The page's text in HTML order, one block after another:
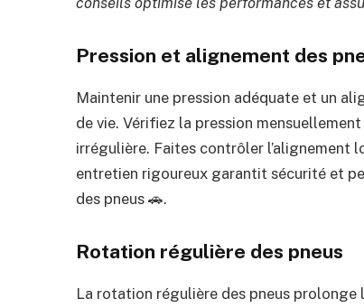
Pression et alignement des
Maintenir une pression adéquate et un
de vie. Vérifiez la pression
irrégulière. Faites contrôler l’alignement
entretien rigoureux garantit sécurité et
des pneus 🚗.
Rotation régulière des pneus
La rotation régulière des pneus prolonge